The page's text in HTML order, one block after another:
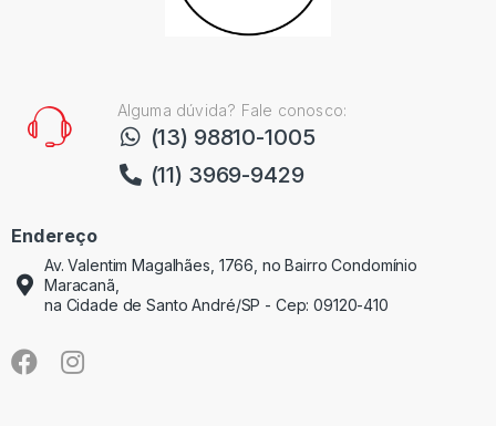
Alguma dúvida? Fale conosco:
(13) 98810-1005
(11) 3969-9429
Endereço
Av. Valentim Magalhães, 1766, no Bairro Condomínio
Maracanã,
na Cidade de Santo André/SP - Cep: 09120-410